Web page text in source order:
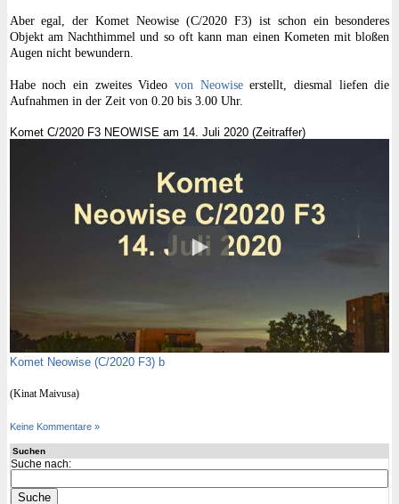
Aber egal, der Komet Neowise (C/2020 F3) ist schon ein besonderes
Objekt am Nachthimmel und so oft kann man einen Kometen mit bloßen
Augen nicht bewundern.
Habe noch ein zweites Video von Neowiseerstellt, diesmal liefen die
Aufnahmen in der Zeit von 0.20 bis 3.00 Uhr.
Komet C/2020 F3 NEOWISE am 14. Juli 2020 (Zeitraffer)
Komet Neowise (C/2020 F3) b
(Kinat Maivusa)
Keine Kommentare »
Suchen
Suche nach: